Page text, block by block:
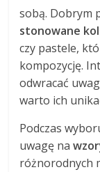
sobą. Dobrym
stonowane
czy pastele,
kompozycję.
odwracać
warto ich
Podczas
uwagę na
różnorodnych